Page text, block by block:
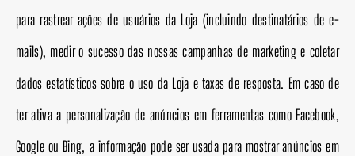
para rastrear ações de usuários da Loja (incluindo destinatários de e-
mails), medir o sucesso das nossas campanhas de marketing e coletar
dados estatísticos sobre o uso da Loja e taxas de resposta. Em caso de
ter ativa a personalização de anúncios em ferramentas como Facebook,
Google ou Bing, a informação pode ser usada para mostrar anúncios em